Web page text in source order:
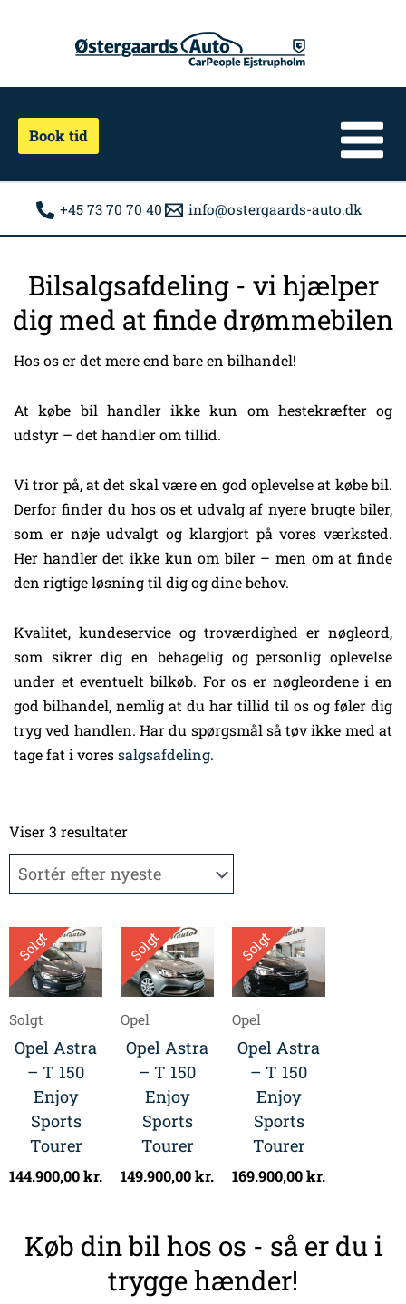
Book tid
+45 73 70 70 40 info@ostergaards-auto.dk
Bilsalgsafdeling - vi hjælper
dig med at finde drømmebilen
Hos os er det mere end bare en bilhandel!
At købe bil handler ikke kun om hestekræfter og
udstyr – det handler om tillid.
Vi tror på, at det skal være en god oplevelse at købe bil.
Derfor finder du hos os et udvalg af nyere brugte biler,
som er nøje udvalgt og klargjort på vores værksted.
Her handler det ikke kun om biler – men om at finde
den rigtige løsning til dig og dine behov.
Kvalitet, kundeservice og troværdighed er nøgleord,
som sikrer dig en behagelig og personlig oplevelse
under et eventuelt bilkøb. For os er nøgleordene i en
god bilhandel, nemlig at du har tillid til os og føler dig
tryg ved handlen. Har du spørgsmål så tøv ikke med at
tage fat i voressalgsafdeling.
Viser 3 resultaterefter
Solgt
Solgt
Opel Astra
– T 150
Enjoy
Sports
Tourer
144.900,00kr.
Solgt
Opel
Opel Astra
– T 150
Enjoy
Sports
Tourer
149.900,00kr.
Solgt
Opel
Opel Astra
– T 150
Enjoy
Sports
Tourer
169.900,00kr.
Køb din bil hos os - så er du i
trygge hænder!